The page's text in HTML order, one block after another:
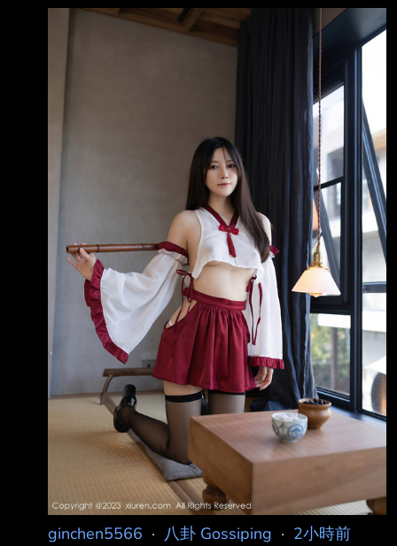
https://i.postimg.cc/9XxkcT97/003.jpg
https://i.postimg.cc/tCwmxj24/004.jpg
https://i.postimg.cc/d0mWpTFS/005.jpg
https://i.postimg.cc/tgtrwVb8/006.jpg
ginchen5566 · 八卦 Gossiping · 2小時前